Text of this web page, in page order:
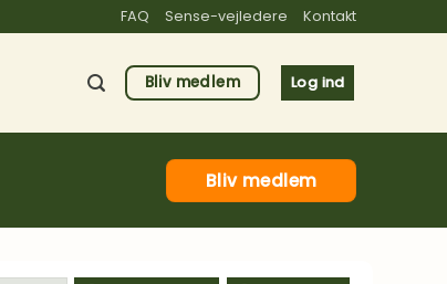
FAQ Sense-vejledere Kontakt
Bliv medlem Log ind
Bliv medlem